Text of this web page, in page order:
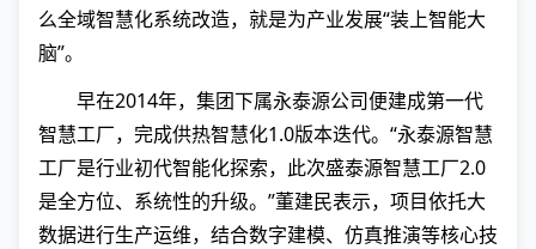
么全域智慧化系统改造，就是为产业发展“装上智能大
脑”。
早在2014年，集团下属永泰源公司便建成第一代
智慧工厂，完成供热智慧化1.0版本迭代。“永泰源智慧
工厂是行业初代智能化探索，此次盛泰源智慧工厂2.0
是全方位、系统性的升级。”董建民表示，项目依托大
数据进行生产运维，结合数字建模、仿真推演等核心技